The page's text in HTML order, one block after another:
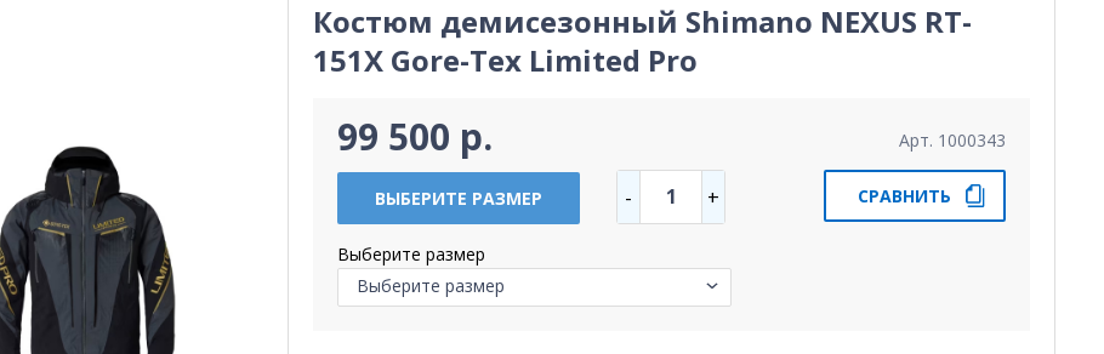
Костюм демисезонный Shimano NEXUS RT-
151X Gore-Tex Limited Pro
99 500 р. Арт. 1000343
ВЫБЕРИТЕ РАЗМЕР - 1 +
Выберите размер
Выберите размер
СРАВНИТЬ